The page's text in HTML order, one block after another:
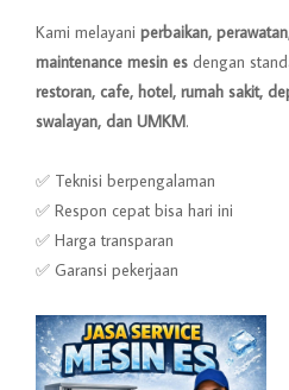
Kami melayani perbaikan,
maintenance mesin es dengan
restoran, cafe, hotel, rumah sakit,
swalayan, dan UMKM.
✅ Teknisi berpengalaman
✅ Respon cepat bisa hari ini
✅ Harga transparan
✅ Garansi pekerjaan